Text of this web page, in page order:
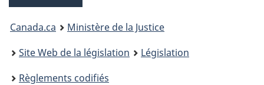
You
are
here:
Canada.ca
Ministère de la Justice
Site Web de la législation
Législation
Règlements codifiés